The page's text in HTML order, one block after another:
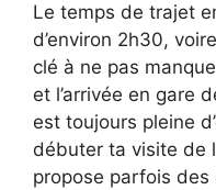
Le temps de trajet
d’environ 2h30,
clé à ne pas
et l’arrivée en gare
est toujours pleine
débuter ta visite de
propose parfois